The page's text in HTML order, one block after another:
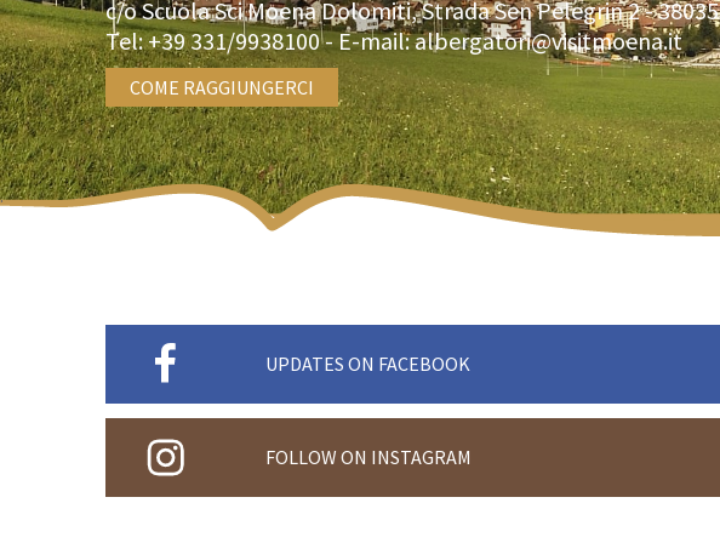
c/o Scuola Sci Moena Dolomiti, Strada Sen Pelegrin 2 -38035
Tel:+39 331/9938100- E-mail:albergatori@visitmoena.it
COME RAGGIUNGERCI
UPDATES ON FACEBOOK
FOLLOW ON INSTAGRAM